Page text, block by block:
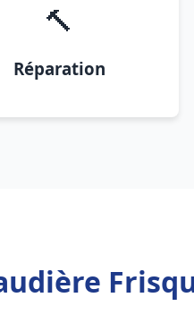
🔨
Réparation